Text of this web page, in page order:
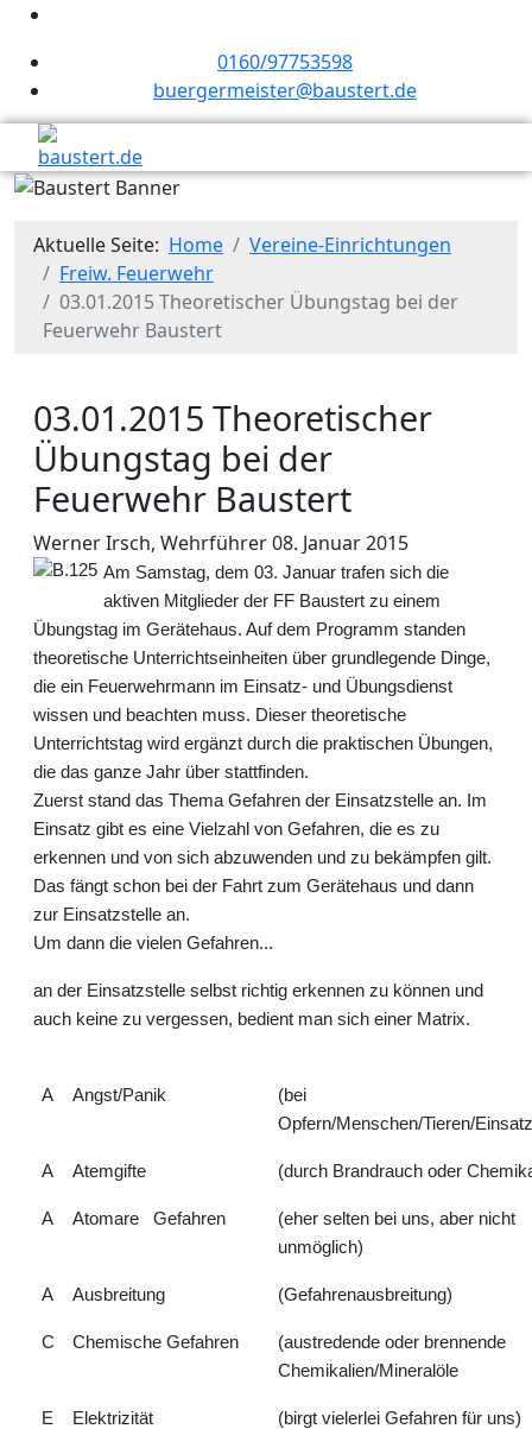
0160/97753598
buergermeister@baustert.de
Aktuelle Seite: Home
Vereine-Einrichtungen
Freiw. Feuerwehr
03.01.2015 Theoretischer Übungstag bei der
Feuerwehr Baustert
03.01.2015 Theoretischer
Übungstag bei der
Feuerwehr Baustert
Werner Irsch, Wehrführer08. Januar 2015
Am Samstag, dem 03. Januar trafen sich die
aktiven Mitglieder der FF Baustert zu einem
Übungstag im Gerätehaus. Auf dem Programm standen
theoretische Unterrichtseinheiten über grundlegende Dinge,
die ein Feuerwehrmann im Einsatz- und Übungsdienst
wissen und beachten muss. Dieser theoretische
Unterrichtstag wird ergänzt durch die praktischen Übungen,
die das ganze Jahr über stattfinden.
Zuerst stand das Thema Gefahren der Einsatzstelle an. Im
Einsatz gibt es eine Vielzahl von Gefahren, die es zu
erkennen und von sich abzuwenden und zu bekämpfen gilt.
Das fängt schon bei der Fahrt zum Gerätehaus und dann
zur Einsatzstelle an.
Um dann die vielen Gefahren...
an der Einsatzstelle selbst richtig erkennen zu können und
auch keine zu vergessen, bedient man sich einer Matrix.
A Angst/Panik
(bei
Opfern/Menschen/Tieren/
A Atemgifte (durch Brandrauch oder
A Atomare Gefahren
(eher selten bei uns, aber nicht
unmöglich)
A Ausbreitung (Gefahrenausbreitung)
C Chemische Gefahren
(austredende oder brennende
Chemikalien/Mineralöle
E Elektrizität (birgt vielerlei Gefahren für uns)